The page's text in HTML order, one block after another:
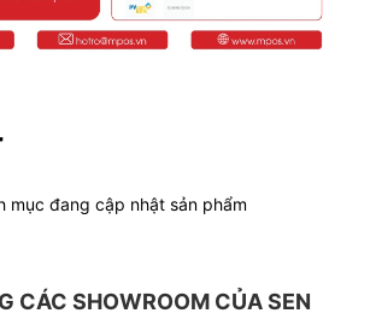
mục đang cập nhật sản phẩm
CÁC SHOWROOM CỦA SEN